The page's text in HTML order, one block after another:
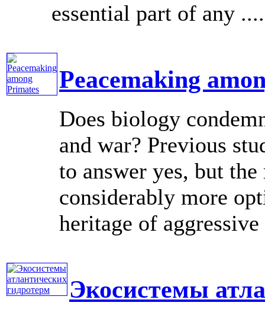
essential part of any
Peacemaking
Does biology
and war? Previous
to answer yes, but
considerably more
heritage of
Экосистемы